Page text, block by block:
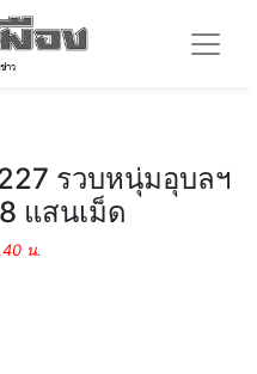
รวบหนุ่มอุบลฯ
แสนเม็ด
น.